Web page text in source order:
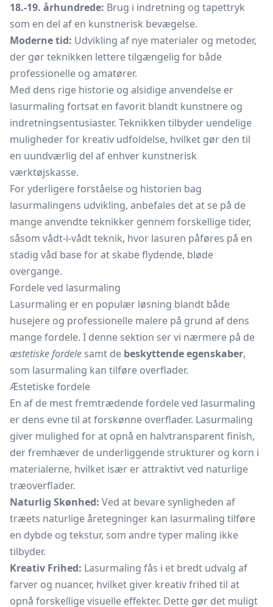
18.-19. århundrede: Brug i indretning og tapettryk
som en del af en kunstnerisk bevægelse.
Moderne tid: Udvikling af nye materialer og metoder,
der gør teknikken lettere tilgængelig for både
professionelle og amatører.
Med dens rige historie og alsidige anvendelse er
lasurmaling fortsat en favorit blandt kunstnere og
indretningsentusiaster. Teknikken tilbyder uendelige
muligheder for kreativ udfoldelse, hvilket gør den til
en uundværlig del af enhver kunstnerisk
værktøjskasse.
For yderligere forståelse og historien bag
lasurmalingens udvikling, anbefales det at se på de
mange anvendte teknikker gennem forskellige tider,
såsom vådt-i-vådtteknik, hvor lasuren påføres på en
stadig våd base for at skabe flydende, bløde
overgange.
Fordele ved lasurmaling
Lasurmaling er en populær løsning blandt både
husejere og professionelle malere på grund af dens
mange fordele. I denne sektion ser vi nærmere på de
æstetiske fordele samt de beskyttende egenskaber,
som lasurmaling kan tilføre overflader.
Æstetiske fordele
En af de mest fremtrædende fordele ved lasurmaling
er dens evne til at forskønne overflader. Lasurmaling
giver mulighed for at opnå en halvtransparent finish,
der fremhæver de underliggende strukturer og korn i
materialerne, hvilket især er attraktivt ved naturlige
træoverflader.
Naturlig Skønhed: Ved at bevare synligheden af
træets naturlige åretegninger kan lasurmaling tilføre
en dybde og tekstur, som andre typer maling ikke
tilbyder.
Kreativ Frihed: Lasurmaling fås i et bredt udvalg af
farver og nuancer, hvilket giver kreativ frihed til at
opnå forskellige visuelle effekter. Dette gør det muligt